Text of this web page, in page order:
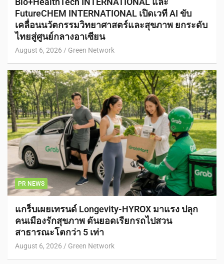
FutureCHEM INTERNATIONAL เปิดเวที AI ขับ
เคลื่อนนวัตกรรมวิทยาศาสตร์และสุขภาพ ยกระดับ
ไทยสู่ศูนย์กลางอาเซียน
August 6, 2026 Green Network
PR NEWS
แกร็บเผยเทรนด์ Longevity-HYROX มาแรง ปลุก
คนเมืองรักสุขภาพ ดันยอดเรียกรถไปสวน
สาธารณะโตกว่า 5 เท่า
August 6, 2026 Green Network